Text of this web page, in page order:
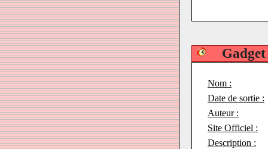
Nom :
Date de sortie :
Auteur :
Site Officiel :
Description :